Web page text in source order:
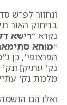
ונחזור לפרש
בריחוק האור
נקרא “רישא
“מוחא
הפרצופי’, כן
נק’ עתיק]
מלכות נק’
ואלו הם